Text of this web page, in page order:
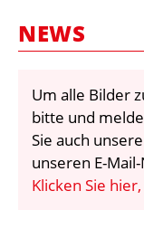
NEWS
Um alle Bilder
bitte und
Sie auch
unseren E-
Klicken Sie